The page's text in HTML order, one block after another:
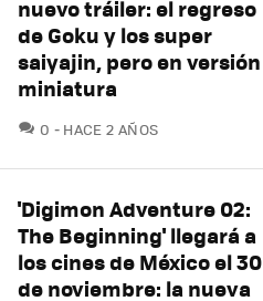
nuevo tráiler: el regreso
de Goku y los super
saiyajin, pero en versión
miniatura
0 COMENTARIOS
HACE 2 AÑOS
'Digimon Adventure 02:
The Beginning' llegará a
los cines de México el 30
de noviembre: la nueva